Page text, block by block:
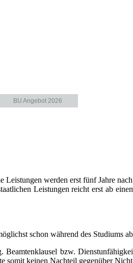
BU Angebot 2026
werden erst fünf Jahre
Leistungen reicht erst ab
schon während des Studiums
bzw.
somit keinen Nachteil gegenüber